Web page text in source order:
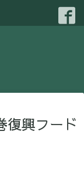
復興フード